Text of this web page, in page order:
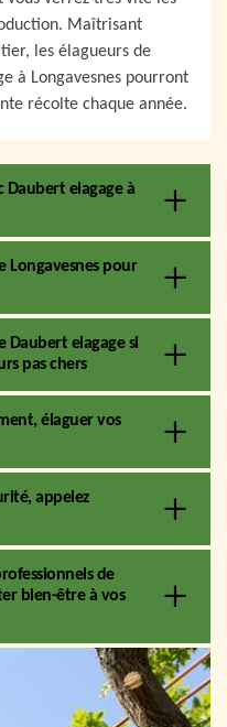
Maîtrisant
les élagueurs de
à Longavesnes pourront
récolte chaque année.
Daubert elagage à
Longavesnes pour
Daubert elagage si
pas chers
élaguer vos
appelez
de
bien-être à vos